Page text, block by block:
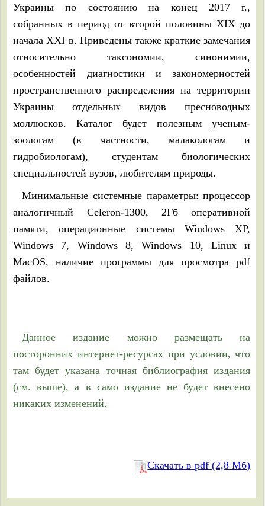
Украины по состоянию на конец 2017 г.,
собранных в период от второй половины ХІХ до
начала ХХІ в. Приведены также краткие замечания
относительно таксономии, синонимии,
особенностей диагностики и закономерностей
пространственного распределения на территории
Украины отдельных видов пресноводных
моллюсков. Каталог будет полезным ученым-
зоологам (в частности, малакологам и
гидробиологам), студентам биологических
специальностей вузов, любителям природы.
Минимальные системные параметры: процессор
аналогичный Celeron-1300, 2Гб оперативной
памяти, операционные системы Windows XP,
Windows 7, Windows 8, Windows 10, Linux и
MacOS, наличие программы для просмотра pdf
файлов.
Данное издание можно размещать на
посторонних интернет-ресурсах при условии, что
там будет указана точная библиография издания
(см. выше), а в само издание не будет внесено
никаких изменений.
Скачать в pdf (2,8 Мб)